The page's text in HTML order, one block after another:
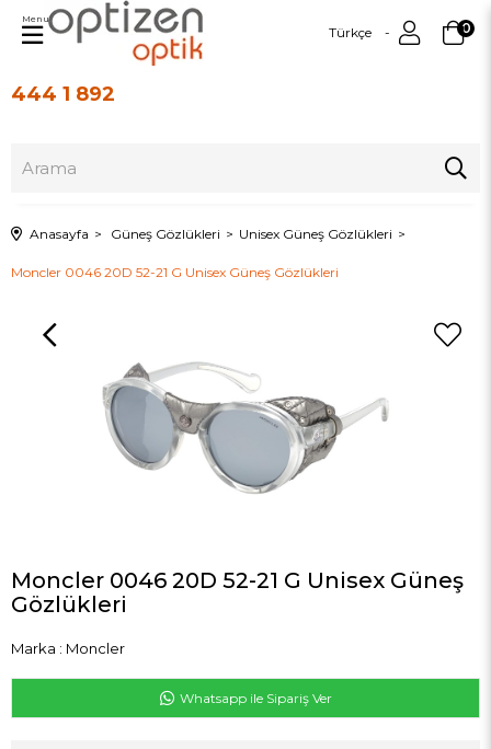
444 1 892
Türkçe 0
Menu
Anasayfa Güneş Gözlükleri Unisex Güneş Gözlükleri
Moncler 0046 20D 52-21 G Unisex Güneş Gözlükleri
Moncler 0046 20D 52-21 G Unisex Güneş
Gözlükleri
Marka : Moncler
Whatsapp ile Sipariş Ver